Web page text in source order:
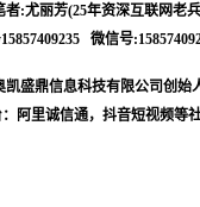
:尤丽芳(25年资深互联网老
微信号
盛鼎信息科技有限公司创始
阿里诚信通，抖音短视频等